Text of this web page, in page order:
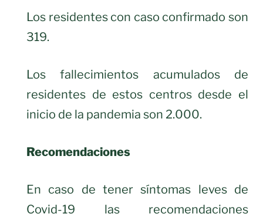
Los residentes con caso confirmado son
319.
Los fallecimientos acumulados de
residentes de estos centros desde el
inicio de la pandemia son 2.000.
Recomendaciones
En caso de tener síntomas leves de
Covid-19 las recomendaciones